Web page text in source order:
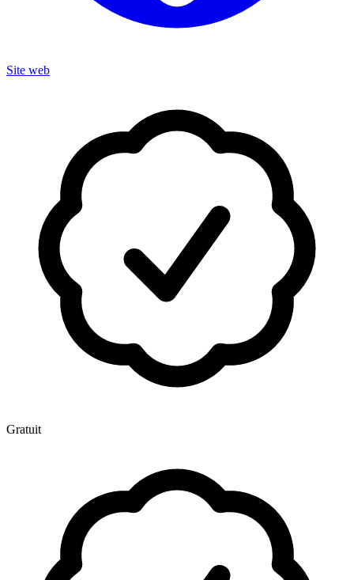
Site web
Gratuit